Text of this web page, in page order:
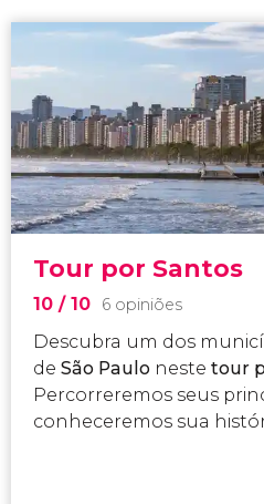
Tour por Santos
10 / 10 6 opiniões
Descubra um dos
de São Paulo neste tour
Percorreremos seus
conheceremos sua